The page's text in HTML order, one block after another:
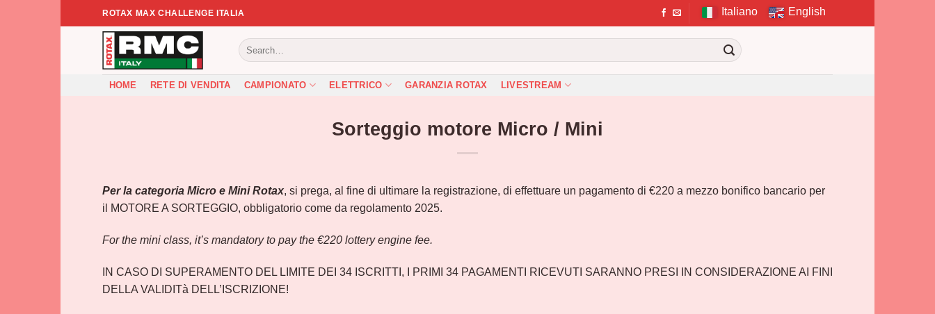
ai
ROTAX MAX CHALLENGE ITALIA Italiano English
HOME RETE DI VENDITA CAMPIONATO ELETTRICO GARANZIA ROTAX LIVESTREAM
Sorteggio motore Micro / Mini
Per la categoria Micro e Mini Rotax, si prega, al fine di ultimare la registrazione, di effettuare un pagamento di €220 a mezzo bonifico bancario per
il MOTORE A SORTEGGIO, obbligatorio come da regolamento 2025.
For the mini class, it’s mandatory to pay the €220 lottery engine fee.
IN CASO DI SUPERAMENTO DEL LIMITE DEI 34 ISCRITTI, I PRIMI 34 PAGAMENTI RICEVUTI SARANNO PRESI IN CONSIDERAZIONE AI FINI
DELLA VALIDITà DELL’ISCRIZIONE!